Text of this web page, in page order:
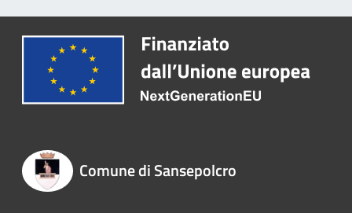
Comune di Sansepolcro